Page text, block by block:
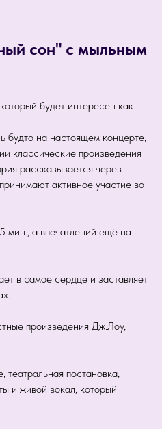
сон" с мыльным
будет интересен как
будто на настоящем концерте,
классические произведения
рассказывается через
активное участие во
мин., а впечатлений ещё на
в самое сердце и заставляет
произведения Дж.Лоу,
постановка,
и живой вокал, который